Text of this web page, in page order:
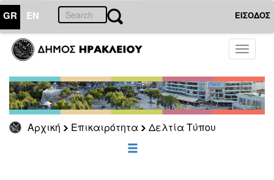
GR EN ΕΙΣΟΔΟΣ
Toggle
Αρχική Επικαιρότητα Δελτία Τύπου
ΕΠΙΚΑΙΡΟΤΗΤΑ
Τύπου
Αρχείο